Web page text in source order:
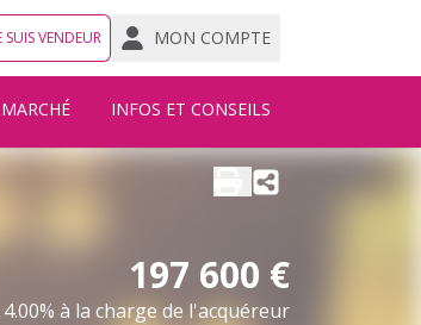
SUIS VENDEUR MON COMPTE
INFOS ET CONSEILS
197 600 €
à la charge de l'acquéreur